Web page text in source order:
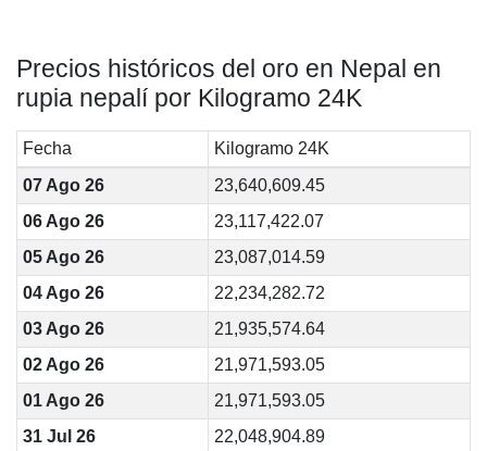
Precios históricos del oro en Nepal en
rupia nepalí por Kilogramo 24K
Fecha
Kilogramo 24K
07 Ago 26
23,640,609.45
06 Ago 26
23,117,422.07
05 Ago 26
23,087,014.59
04 Ago 26
22,234,282.72
03 Ago 26
21,935,574.64
02 Ago 26
21,971,593.05
01 Ago 26
21,971,593.05
31 Jul 26
22,048,904.89